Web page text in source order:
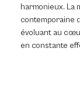
harmonieux. La
contemporaine
évoluant au
en constante